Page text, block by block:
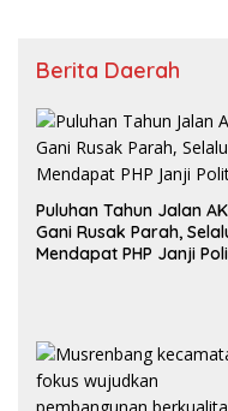
Berita Daerah
Puluhan Tahun Jalan AK
Gani Rusak Parah,
Mendapat PHP Janji